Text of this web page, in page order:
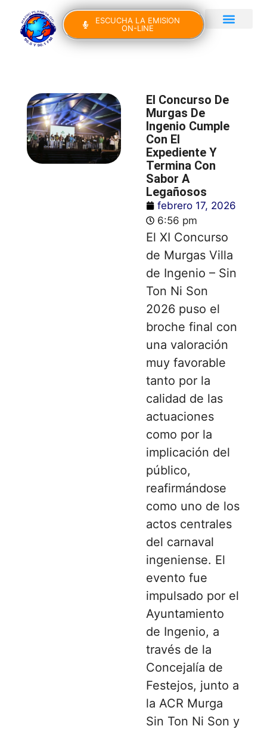
ESCUCHA LA EMISION
ON-LINE
El Concurso De
Murgas De
Ingenio Cumple
Con El
Expediente Y
Termina Con
Sabor A
Legañosos
febrero 17, 2026
6:56 pm
El XI Concurso
de Murgas Villa
de Ingenio – Sin
Ton Ni Son
2026 puso el
broche final con
una valoración
muy favorable
tanto por la
calidad de las
actuaciones
como por la
implicación del
público,
reafirmándose
como uno de los
actos centrales
del carnaval
ingeniense. El
evento fue
impulsado por el
Ayuntamiento
de Ingenio, a
través de la
Concejalía de
Festejos, junto a
la ACR Murga
Sin Ton Ni Son y